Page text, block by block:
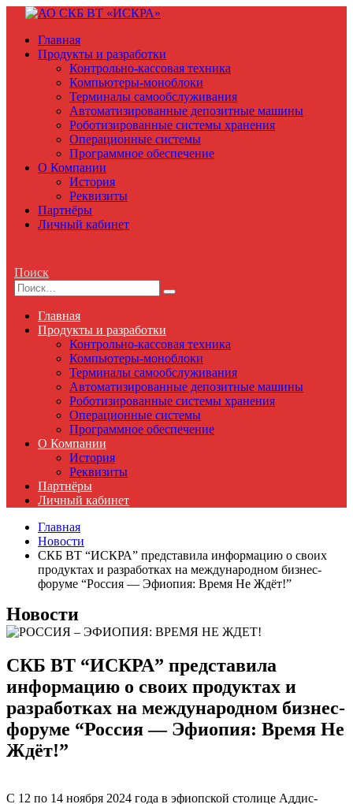
Главная
Продукты и разработки
Контрольно-кассовая техника
Компьютеры-моноблоки
Терминалы самообслуживания
Автоматизированные депозитные машины
Роботизированные системы хранения
Операционные системы
Программное обеспечение
О Компании
История
Реквизиты
Партнёры
Личный кабинет
Поиск
Главная
Продукты и разработки
Контрольно-кассовая техника
Компьютеры-моноблоки
Терминалы самообслуживания
Автоматизированные депозитные машины
Роботизированные системы хранения
Операционные системы
Программное обеспечение
О Компании
История
Реквизиты
Партнёры
Личный кабинет
Главная
Новости
СКБ ВТ “ИСКРА” представила информацию о своих
продуктах и разработках на международном бизнес-
форуме “Россия — Эфиопия: Время Не Ждёт!”
Новости
СКБ ВТ “ИСКРА” представила
информацию о своих продуктах и
разработках на международном бизнес-
форуме “Россия — Эфиопия: Время Не
Ждёт!”
С 12 по 14 ноября 2024 года в эфиопской столице Аддис-